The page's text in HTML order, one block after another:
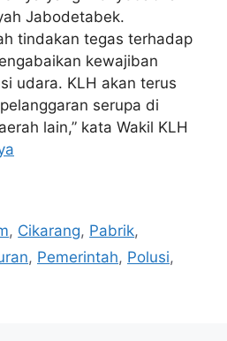
Jabodetabek.
tindakan tegas terhadap
kewajiban
udara. KLH akan terus
serupa di
lain,” kata Wakil KLH
, Cikarang, Pabrik,
, Pemerintah, Polusi,